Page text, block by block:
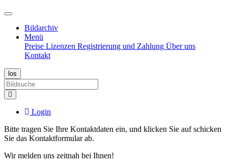
Bildarchiv
Menü
Preise Lizenzen Registrierung und Zahlung Über uns
Kontakt
Login
Bitte tragen Sie Ihre Kontaktdaten ein, und klicken Sie auf schicken
Sie das Kontaktformular ab.
Wir melden uns zeitnah bei Ihnen!